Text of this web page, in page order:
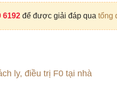
6192để được giải đáp qua tổng
ly, điều trị F0 tại nhà